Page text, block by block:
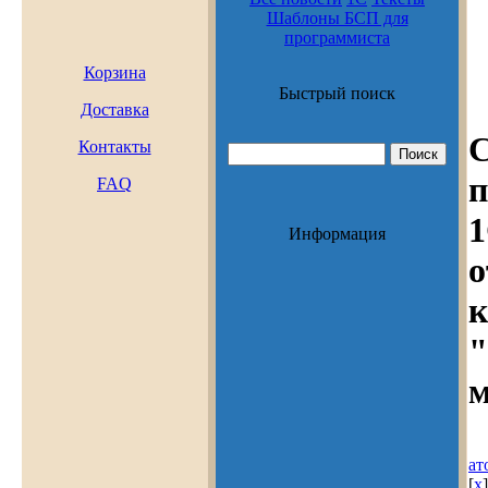
программиста
[x]